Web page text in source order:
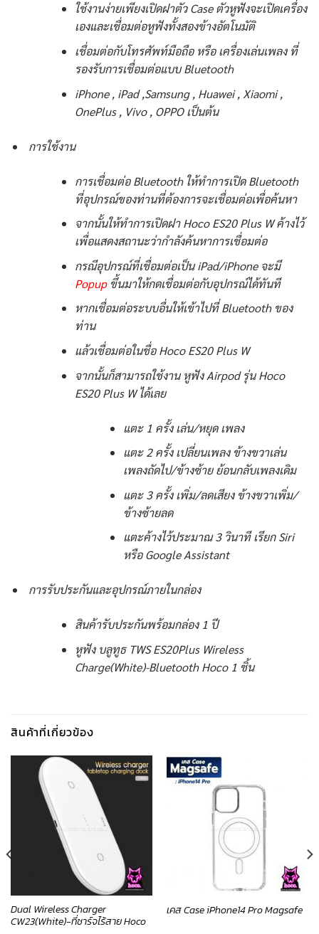
ใช้งานง่ายเพียงเปิดฝาตัว Case ตัวหูฟังจะเปิดเครื่อง
เองและเชื่อมต่อหูฟังทั้งสองข้างอัตโนมัติ
เชื่อมต่อกับโทรศัพท์มือถือ หรือ เครื่องเล่นเพลง ที่
รองรับการเชื่อมต่อแบบ Bluetooth
iPhone , iPad ,Samsung , Huawei , Xiaomi ,
OnePlus , Vivo , OPPO เป็นต้น
การใช้งาน
การเชื่อมต่อ Bluetooth ให้ทำการเปิด Bluetooth
ที่อุปกรณ์ของท่านที่ต้องการจะเชื่อมต่อเพื่อค้นหา
จากนั้นให้ทำการเปิดฝา Hoco ES20 Plus W ค้างไว้
เพื่อแสดงสถานะว่ากำลังค้นหาการเชื่อมต่อ
กรณีอุปกรณ์ที่เชื่อมต่อเป็น iPad/iPhone จะมี
Popupขึ้นมาให้กดเชื่อมต่อกับอุปกรณ์ได้ทันที
หากเชื่อมต่อระบบอื่นให้เข้าไปที่ Bluetooth ของ
ท่าน
แล้วเชื่อมต่อในชื่อ Hoco ES20 Plus W
จากนั้นก็สามารถใช้งาน หูฟัง Airpod รุ่น Hoco
ES20 Plus W ได้เลย
แตะ 1 ครั้ง เล่น/หยุด เพลง
แตะ 2 ครั้ง เปลี่ยนเพลง ข้างขวาเล่น
เพลงถัดไป/ข้างซ้าย ย้อนกลับเพลงเดิม
แตะ 3 ครั้ง เพิ่ม/ลดเสียง ข้างขวาเพิ่ม/
ข้างซ้ายลด
แตะค้างไว้ประมาณ 3 วินาที เรียก Siri
หรือ Google Assistant
การรับประกันและอุปกรณ์ภายในกล่อง
สินค้ารับประกันพร้อมกล่อง 1 ปี
หูฟัง บลูทูธ TWS ES20Plus Wireless
Charge(White)-Bluetooth Hoco 1 ชิ้น
สินค้าที่เกี่ยวข้อง
Dual Wireless Charger
CW23(White)-ที่ชาร์จไร้สาย Hoco
เคส Case iPhone14 Pro Magsafe